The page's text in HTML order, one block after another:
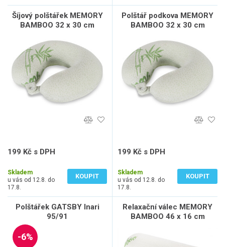
Šíjový polštářek MEMORY
BAMBOO 32 x 30 cm
199 Kč s DPH
Skladem
u vás od 12.8. do
17.8.
KOUPIT
Polštář podkova MEMORY
BAMBOO 32 x 30 cm
199 Kč s DPH
Skladem
u vás od 12.8. do
17.8.
KOUPIT
Polštářek GATSBY Inari
95/91
-6%
Relaxační válec MEMORY
BAMBOO 46 x 16 cm